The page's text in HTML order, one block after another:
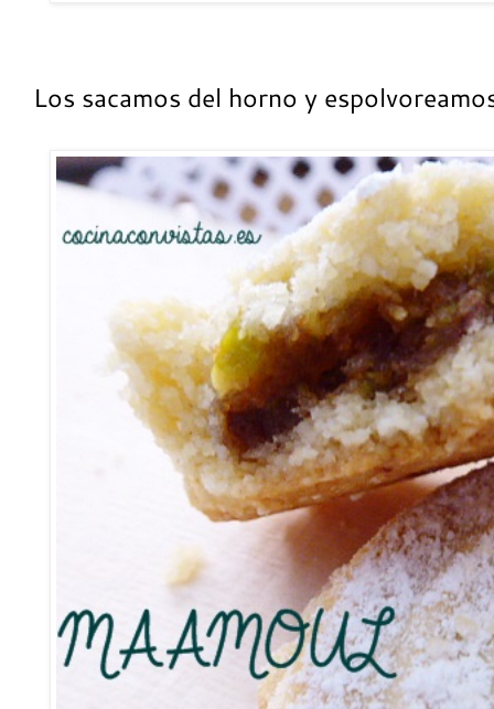
Los sacamos del horno y